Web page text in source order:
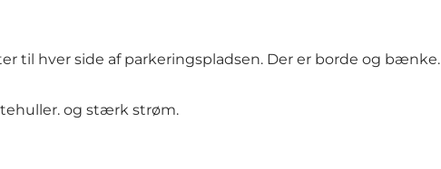
til hver side af parkeringspladsen. Der er borde og bænke.
og stærk strøm.